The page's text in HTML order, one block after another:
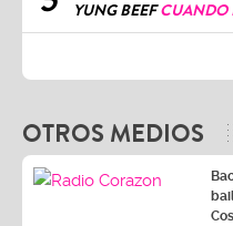
YUNG BEEFCUANDO
OTROS MEDIOS